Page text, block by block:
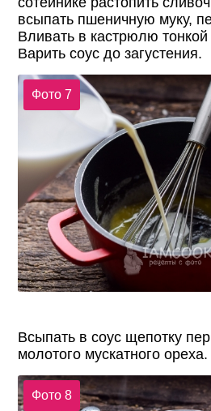
всыпать пшеничную муку,
Вливать в кастрюлю тонкой
Варить соус до загустения.
Фото 7
Всыпать в соус щепотку
молотого мускатного ореха.
Фото 8